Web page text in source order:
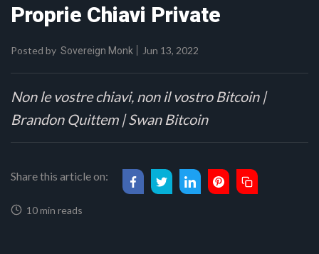
Proprie Chiavi Private
Posted by Sovereign Monk Jun 13, 2022
Non le vostre chiavi, non il vostro Bitcoin |
Brandon Quittem | Swan Bitcoin
Share this article on:
10 min reads